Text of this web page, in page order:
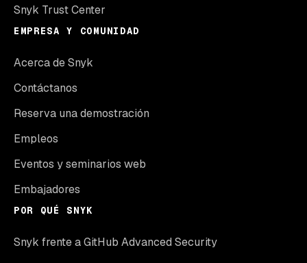
Snyk Trust Center
EMPRESA Y COMUNIDAD
Acerca de Snyk
Contáctanos
Reserva una demostración
Empleos
Eventos y seminarios web
Embajadores
POR QUÉ SNYK
Snyk frente a GitHub Advanced Security